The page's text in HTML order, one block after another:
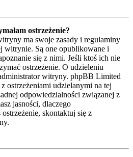
ostrzeżenie?
ma swoje zasady i regulaminy
witrynie. Są one opublikowane i
się z nimi. Jeśli ktoś ich nie
ostrzeżenie. O udzieleniu
witryny. phpBB Limited
ostrzeżeniami udzielanymi na tej
odpowiedzialności związanej z
jasności, dlaczego
ostrzeżenie, skontaktuj się z